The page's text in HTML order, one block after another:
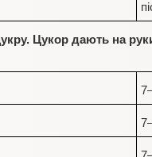
Цукор дають на